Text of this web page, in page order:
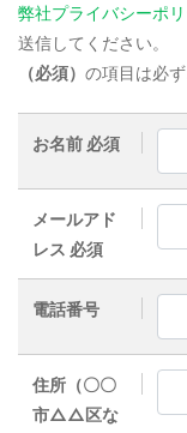
弊社プライバシーポ
送信してください。
（必須） の項目は必
お名前 必須
メールアド
レス 必須
電話番号
住所（〇〇
市△△区な